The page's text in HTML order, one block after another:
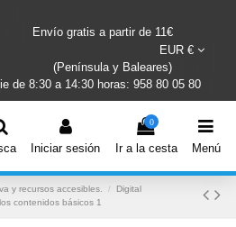
Envío gratis a partir de 11€
EUR €
(Península y Baleares)
de 8:30 a 14:30 horas: 958 80 05 80
Iniciar sesión
0
Ir a la cesta Menú
y recursos accesibles.
Digital
contenidos básicos 1